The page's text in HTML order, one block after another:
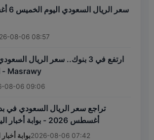
08-06 08:57
ارتفع في 3 بنوك.. سعر الريال
اليوم الخميس - Masrawy
08-06 09:06
أغسطس 2026 - بوابة أخبار اليوم الإلكترونية
بوابة أخبار2026-08-06 07:42